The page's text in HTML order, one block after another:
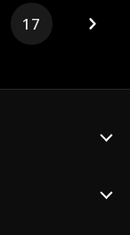
fortuny. Z
wraca do
Odkrywa
że przyjaźni
na dobre zniszczy
17